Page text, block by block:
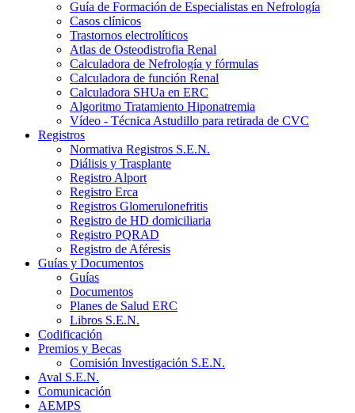
Guía de Formación de Especialistas en Nefrología
Casos clínicos
Trastornos electrolíticos
Atlas de Osteodistrofia Renal
Calculadora de Nefrología y fórmulas
Calculadora de función Renal
Calculadora SHUa en ERC
Algoritmo Tratamiento Hiponatremia
Vídeo - Técnica Astudillo para retirada de CVC
Registros
Normativa Registros S.E.N.
Diálisis y Trasplante
Registro Alport
Registro Erca
Registros Glomerulonefritis
Registro de HD domiciliaria
Registro PQRAD
Registro de Aféresis
Guías y Documentos
Guías
Documentos
Planes de Salud ERC
Libros S.E.N.
Codificación
Premios y Becas
Comisión Investigación S.E.N.
Aval S.E.N.
Comunicación
AEMPS